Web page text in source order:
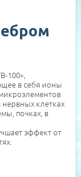
100»,
в себя ионы
нервных клетках
почках, в
эффект от